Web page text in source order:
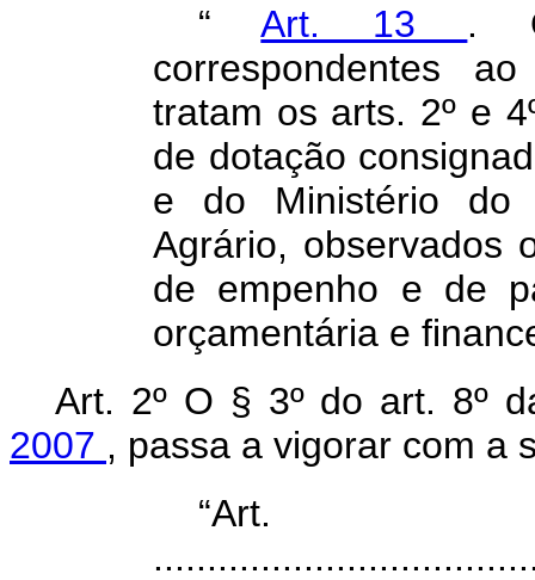
“Art. 13 .
correspondentes
tratam os arts. 2º e
de dotação
e do Ministério do
Agrário, observados
de empenho e de
orçamentária e
Art. 2º O § 3º do art. 8º
2007 , passa a vigorar com a